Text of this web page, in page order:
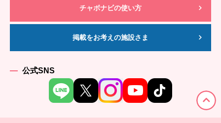
チャボナビの使い方
掲載をお考えの施設さま
公式SNS